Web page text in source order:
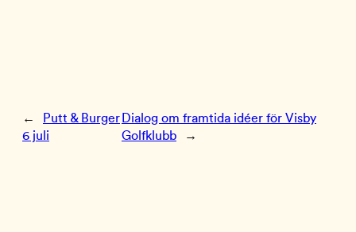
←
Putt & Burger
6 juli
Dialog om framtida idéer för Visby
Golfklubb
→